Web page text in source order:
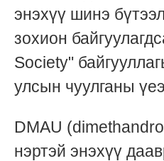
энэхүү шинэ
зохион
Society"
улсын чуулганы
DMAU
нэртэй энэхүү